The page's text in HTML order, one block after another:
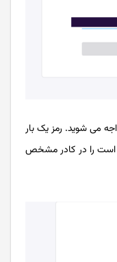
می شوید. رمز یک بار
است را در کادر مشخص